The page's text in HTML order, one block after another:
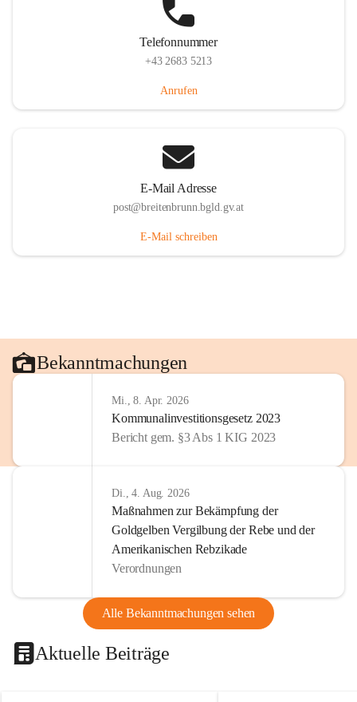
Telefonnummer
+43 2683 5213
Anrufen
E-Mail Adresse
post@breitenbrunn.bgld.gv.at
E-Mail schreiben
Bekanntmachungen
Mi., 8. Apr. 2026
Kommunalinvestitionsgesetz 2023
Bericht gem. §3 Abs 1 KIG 2023
Di., 4. Aug. 2026
Maßnahmen zur Bekämpfung der
Goldgelben Vergilbung der Rebe und der
Amerikanischen Rebzikade
Verordnungen
Alle Bekanntmachungen sehen
Aktuelle Beiträge